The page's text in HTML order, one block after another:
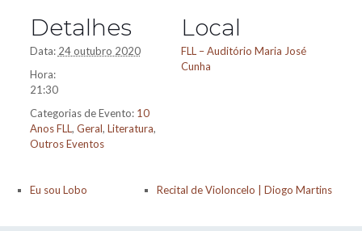
Detalhes
Data: 24 outubro 2020
Hora:
21:30
Categorias de Evento: 10
Anos FLL, Geral, Literatura,
Outros Eventos
Local
FLL – Auditório Maria José
Cunha
Eu sou Lobo Recital de Violoncelo | Diogo Martins